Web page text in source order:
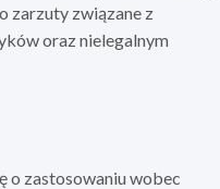
zarzuty związane z
oraz nielegalnym
o zastosowaniu wobec